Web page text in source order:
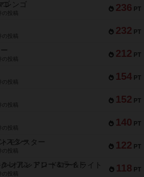
236 PT
レンゴ
の投稿
232 PT
の投稿
212 PT
の投稿
154 PT
の投稿
152 PT
の投稿
140 PT
の投稿
122 PT
モンスター
の投稿
118 PT
-オルレアン ドロー＆ライト
の投稿